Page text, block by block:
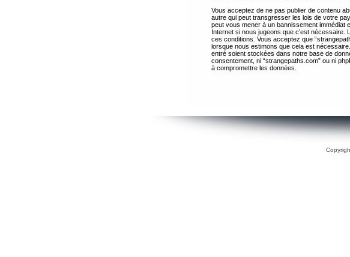
Vous acceptez de ne pas publier de contenu
autre qui peut transgresser les lois de votre
peut vous mener à un bannissement immédiat
Internet si nous jugeons que c’est
ces conditions. Vous acceptez que
lorsque nous estimons que cela est
entré soient stockées dans notre base de
consentement, ni “strangepaths.com” ou ni
à compromettre les données.